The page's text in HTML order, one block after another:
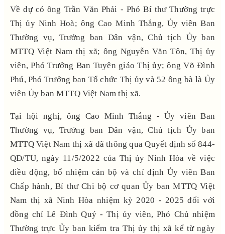
Về dự có ông Trần Văn Phải - Phó Bí thư Thường trực
Thị ủy Ninh Hoà; ông Cao Minh Thắng, Ủy viên Ban
Thường vụ, Trưởng ban Dân vận, Chủ tịch Ủy ban
MTTQ Việt Nam thị xã; ông Nguyễn Văn Tôn, Thị ủy
viên, Phó Trưởng Ban Tuyên giáo Thị ủy; ông Võ Đình
Phú, Phó Trưởng ban Tổ chức Thị ủy và 52 ông bà là Ủy
viên Ủy ban MTTQ Việt Nam thị xã.
Tại hội nghị, ông Cao Minh Thắng - Ủy viên Ban
Thường vụ, Trưởng ban Dân vận, Chủ tịch Ủy ban
MTTQ Việt Nam thị xã đã thông qua Quyết định số 844-
QĐ/TU, ngày 11/5/2022 của Thị ủy Ninh Hòa về việc
điều động, bổ nhiệm cán bộ và chỉ định Ủy viên Ban
Chấp hành, Bí thư Chi bộ cơ quan Ủy ban MTTQ Việt
Nam thị xã Ninh Hòa nhiệm kỳ 2020 - 2025 đối với
đồng chí Lê Đình Quý - Thị ủy viên, Phó Chủ nhiệm
Thường trực Ủy ban kiểm tra Thị ủy thị xã kể từ ngày